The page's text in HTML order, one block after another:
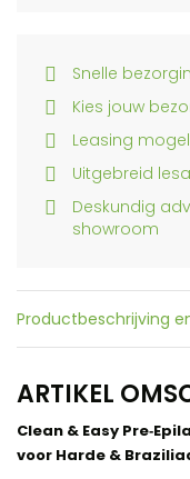
Snelle
Kies jouw
Leasing
Uitgebreid
Deskundig
showroom
Productbeschrijving
ARTIKEL
Clean & Easy
voor Harde &